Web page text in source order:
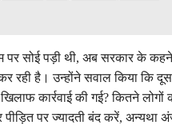
पर सोई पड़ी थी, अब सरकार के
रही है। उन्होंने सवाल किया कि
कार्रवाई की गई? कितने लोगों
पर ज्यादती बंद करें, अन्यथा